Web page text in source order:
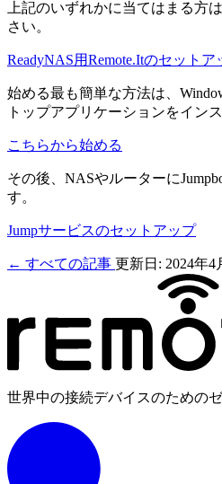
上記のいずれかに当てはまる方
さい。
ReadyNAS用Remote.Itのセットア
始める最も簡単な方法は、
トップアプリケーションをイン
こちらから始める
その後、NASやルーターに
す。
Jumpサービスのセットアップ
← すべての記事 更新日: 2024年4
世界中の接続デバイスのための